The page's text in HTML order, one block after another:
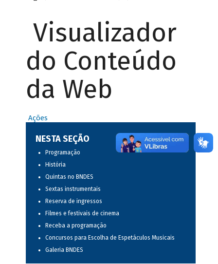
Visualizador
do Conteúdo
da Web
Ações
NESTA SEÇÃO
Programação
História
Quintas no BNDES
Sextas instrumentais
Reserva de ingressos
Filmes e festivais de cinema
Receba a programação
Concursos para Escolha de Espetáculos Musicais
Galeria BNDES